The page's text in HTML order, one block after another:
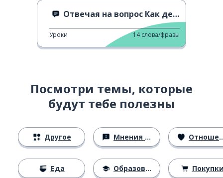
Отвечая на вопрос Как дела? 3
Уроки 14 слова/фразы
Посмотри темы, которые
будут тебе полезны
Другое
Еда
Мнения и убеждения
Образование
Отношения